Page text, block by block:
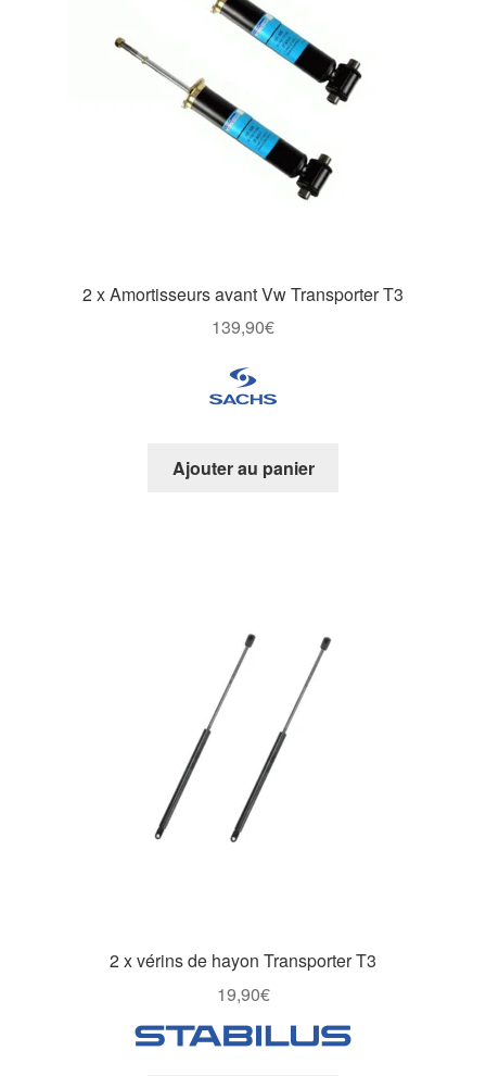
2 x Amortisseurs avant Vw Transporter T3
139,90€
Ajouter au panier
2 x vérins de hayon Transporter T3
19,90€